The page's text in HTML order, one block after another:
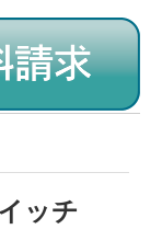
ッチ